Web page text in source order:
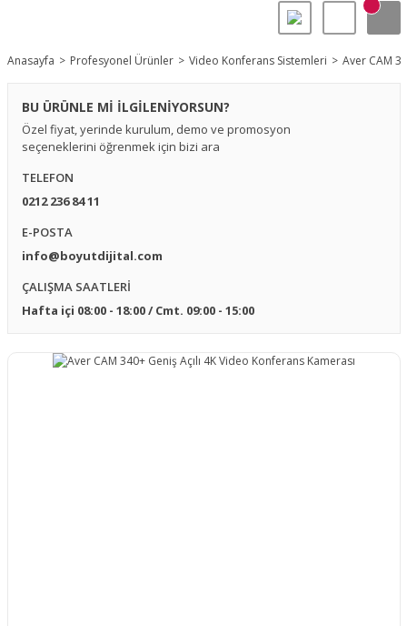
Anasayfa Profesyonel Ürünler Video Konferans Sistemleri Aver CAM
BU ÜRÜNLE Mİ İLGİLENİYORSUN?
Özel fiyat, yerinde kurulum, demo ve promosyon
seçeneklerini öğrenmek için bizi ara
TELEFON
0212 236 84 11
E-POSTA
info@boyutdijital.com
ÇALIŞMA SAATLERİ
Hafta içi 08:00 - 18:00 / Cmt. 09:00 - 15:00